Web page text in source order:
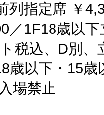
列指定席 ￥
／1F18歳以
税込、D別、
歳以下・15
場禁止